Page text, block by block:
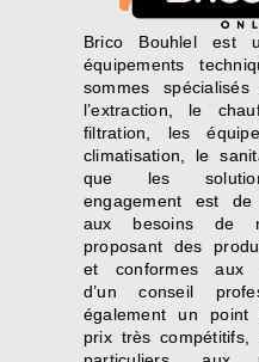
Brico Bouhlel est
équipements
sommes
l’extraction, le
filtration, les
climatisation, le
que les
engagement est de
aux besoins de
proposant des
et conformes aux
d’un conseil
également un point
prix très